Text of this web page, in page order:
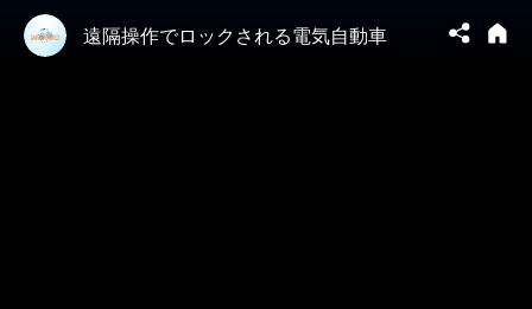
遠隔操作でロックされる電気自動車